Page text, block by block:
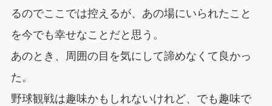
るのでここでは控えるが、あの場にいられたこと
を今でも幸せなことだと思う。
あのとき、周囲の目を気にして諦めなくて良かっ
た。
野球観戦は趣味かもしれないけれど、でも趣味で